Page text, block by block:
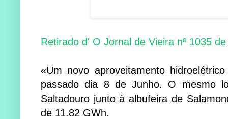
Retirado d' O Jornal de Vieira nº 1035
«Um novo aproveitamento
passado dia 8 de Junho. O mesmo
Saltadouro junto à al­bufeira de
de 11.82 GWh.